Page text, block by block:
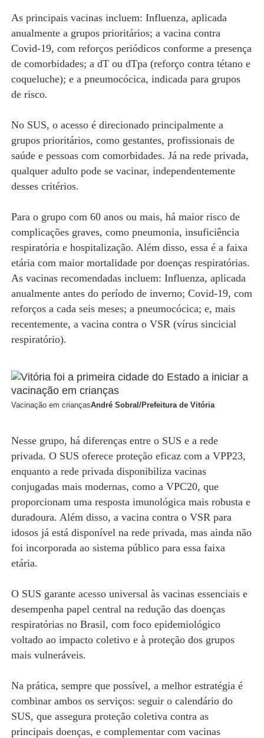
As principais vacinas incluem: Influenza, aplicada
anualmente a grupos prioritários; a vacina contra
Covid-19, com reforços periódicos conforme a presença
de comorbidades; a dT ou dTpa (reforço contra tétano e
coqueluche); e a pneumocócica, indicada para grupos
de risco.
No SUS, o acesso é direcionado principalmente a
grupos prioritários, como gestantes, profissionais de
saúde e pessoas com comorbidades. Já na rede privada,
qualquer adulto pode se vacinar, independentemente
desses critérios.
Para o grupo com 60 anos ou mais, há maior risco de
complicações graves, como pneumonia, insuficiência
respiratória e hospitalização. Além disso, essa é a faixa
etária com maior mortalidade por doenças respiratórias.
As vacinas recomendadas incluem: Influenza, aplicada
anualmente antes do período de inverno; Covid-19, com
reforços a cada seis meses; a pneumocócica; e, mais
recentemente, a vacina contra o VSR (vírus sincicial
respiratório).
Vacinação em criançasAndré Sobral/Prefeitura de Vitória
Nesse grupo, há diferenças entre o SUS e a rede
privada. O SUS oferece proteção eficaz com a VPP23,
enquanto a rede privada disponibiliza vacinas
conjugadas mais modernas, como a VPC20, que
proporcionam uma resposta imunológica mais robusta e
duradoura. Além disso, a vacina contra o VSR para
idosos já está disponível na rede privada, mas ainda não
foi incorporada ao sistema público para essa faixa
etária.
O SUS garante acesso universal às vacinas essenciais e
desempenha papel central na redução das doenças
respiratórias no Brasil, com foco epidemiológico
voltado ao impacto coletivo e à proteção dos grupos
mais vulneráveis.
Na prática, sempre que possível, a melhor estratégia é
combinar ambos os serviços: seguir o calendário do
SUS, que assegura proteção coletiva contra as
principais doenças, e complementar com vacinas